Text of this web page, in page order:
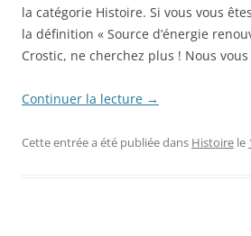
la catégorie Histoire. Si vous vous
la définition « Source d’énergie
Crostic, ne cherchez plus ! Nous
Continuer la lecture →
Cette entrée a été publiée dans Histoire le